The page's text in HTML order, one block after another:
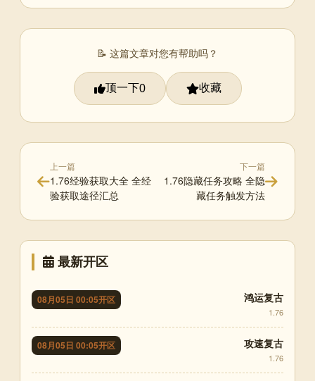
📝 这篇文章对您有帮助吗？
顶一下0 收藏
上一篇
1.76经验获取大全 全经
验获取途径汇总
下一篇
1.76隐藏任务攻略 全隐
藏任务触发方法
最新开区
08月05日 00:05开区 鸿运复古
1.76
08月05日 00:05开区 攻速复古
1.76